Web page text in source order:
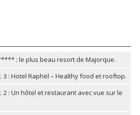
: le plus beau resort de Majorque.
3 : Hotel Raphël – Healthy food et rooftop.
2 : Un hôtel et restaurant avec vue sur le